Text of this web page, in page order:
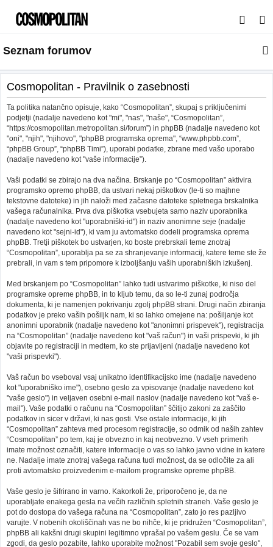
s
a
j
Seznam forumov
Cosmopolitan - Pravilnik o zasebnosti
Ta politika natančno opisuje, kako “Cosmopolitan”, skupaj s priključenimi
podjetji (nadalje navedeno kot "mi", "nas", "naše", “Cosmopolitan”,
“https://cosmopolitan.metropolitan.si/forum”) in phpBB (nadalje navedeno kot
"oni", "njih", "njihovo", "phpBB programska oprema", “www.phpbb.com”,
“phpBB Group”, “phpBB Timi”), uporabi podatke, zbrane med vašo uporabo
(nadalje navedeno kot "vaše informacije”).
Vaši podatki se zbirajo na dva načina. Brskanje po “Cosmopolitan” aktivira
programsko opremo phpBB, da ustvari nekaj piškotkov (le-ti so majhne
tekstovne datoteke) in jih naloži med začasne datoteke spletnega brskalnika
vašega računalnika. Prva dva piškotka vsebujeta samo naziv uporabnika
(nadalje navedeno kot "uporabniški-id") in naziv anonimne seje (nadalje
navedeno kot "sejni-id"), ki vam ju avtomatsko dodeli programska oprema
phpBB. Tretji piškotek bo ustvarjen, ko boste prebrskali teme znotraj
“Cosmopolitan”, uporablja pa se za shranjevanje informacij, katere teme ste že
prebrali, in vam s tem pripomore k izboljšanju vaših uporabniških izkušenj.
Med brskanjem po “Cosmopolitan” lahko tudi ustvarimo piškotke, ki niso del
programske opreme phpBB, in to kljub temu, da so le-ti zunaj področja
dokumenta, ki je namenjen pokrivanju zgolj phpBB strani. Drugi način zbiranja
podatkov je preko vaših pošiljk nam, ki so lahko omejene na: pošiljanje kot
anonimni uporabnik (nadalje navedeno kot "anonimni prispevek"), registracija
na “Cosmopolitan” (nadalje navedeno kot "vaš račun") in vaši prispevki, ki jih
objavite po registraciji in medtem, ko ste prijavljeni (nadalje navedeno kot
"vaši prispevki").
Vaš račun bo vseboval vsaj unikatno identifikacijsko ime (nadalje navedeno
kot "uporabniško ime"), osebno geslo za vpisovanje (nadalje navedeno kot
"vaše geslo") in veljaven osebni e-mail naslov (nadalje navedeno kot "vaš e-
mail"). Vaše podatki o računu na “Cosmopolitan” ščitijo zakoni za zaščito
podatkov in sicer v državi, ki nas gosti. Vse ostale informacije, ki jih
“Cosmopolitan” zahteva med procesom registracije, so odmik od naših zahtev
“Cosmopolitan” po tem, kaj je obvezno in kaj neobvezno. V vseh primerih
imate možnost označiti, katere informacije o vas so lahko javno vidne in katere
ne. Nadalje imate znotraj vašega računa tudi možnost, da se odločite za ali
proti avtomatsko proizvedenim e-mailom programske opreme phpBB.
Vaše geslo je šifrirano in varno. Kakorkoli že, priporočeno je, da ne
uporabljate enakega gesla na večih različnih spletnih straneh. Vaše geslo je
pot do dostopa do vašega računa na “Cosmopolitan”, zato jo res pazljivo
varujte. V nobenih okoliščinah vas ne bo nihče, ki je pridružen “Cosmopolitan”,
phpBB ali kakšni drugi skupini legitimno vprašal po vašem geslu. Če se vam
zgodi, da geslo pozabite, lahko uporabite možnost "Pozabil sem svoje geslo",